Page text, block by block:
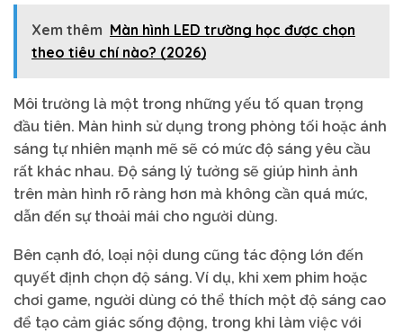
Xem thêm Màn hình LED trường học được chọn
theo tiêu chí nào? (2026)
Môi trường là một trong những yếu tố quan trọng
đầu tiên. Màn hình sử dụng trong phòng tối hoặc ánh
sáng tự nhiên mạnh mẽ sẽ có mức độ sáng yêu cầu
rất khác nhau. Độ sáng lý tưởng sẽ giúp hình ảnh
trên màn hình rõ ràng hơn mà không cần quá mức,
dẫn đến sự thoải mái cho người dùng.
Bên cạnh đó, loại nội dung cũng tác động lớn đến
quyết định chọn độ sáng. Ví dụ, khi xem phim hoặc
chơi game, người dùng có thể thích một độ sáng cao
để tạo cảm giác sống động, trong khi làm việc với